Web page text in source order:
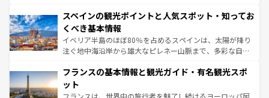
ろん、トスカーナの美しい田園風景やアマルフィ海岸の絶
景など、自然景観も見逃せない。観光の合間には、本場の
ピザやパスタなど、絶品のイタリア料理を堪能することも
できる。朝目覚めてから夜眠るまで、すべての瞬間を楽し
なお、新着のイタリア情報はコンテンツ一覧を参照してほ
しい。
スペインの観光ポイントと人気スポット・知ってお
くべき基本情報
イベリア半島のほぼ80％を占めるスペインは、太陽が降り
注ぐ地中海沿岸から雄大なピレネー山脈まで、多彩な自然
文化が根付くこの国では、情熱的なフラメンコ、熱気あふ
れる闘牛、そして美味しいタパスが生活の一部となってい
る。首都マドリードの洗練された雰囲気や、バルセロナの
フランスの基本情報と観光ガイド・有名観光スポ
ット
フランスは、世界中の旅行者を魅了し続けるヨーロッパ屈